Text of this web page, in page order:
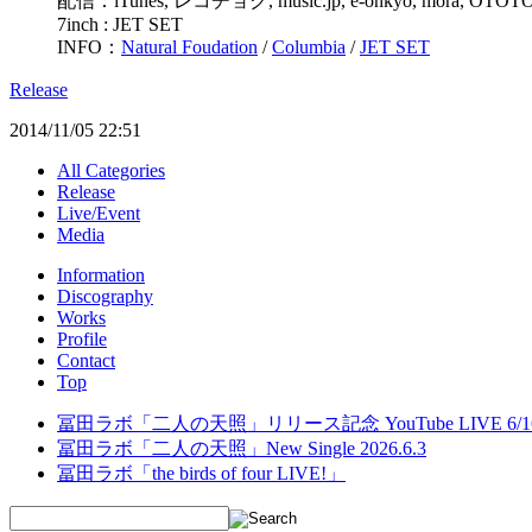
7inch : JET SET
INFO： Natural Foudation /Columbia /JET SET
Release
2014/11/05 22:51
All Categories
Release
Live/Event
Media
Information
Discography
Works
Profile
Contact
Top
冨田ラボ「二人の天照」リリース記念 YouTube LIVE 6/
冨田ラボ「二人の天照」New Single 2026.6.3
冨田ラボ「the birds of four LIVE!」